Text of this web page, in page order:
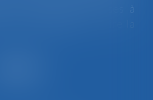
et sexuelles commises à
et des enfants...